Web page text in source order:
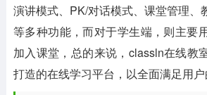
演讲模式、PK/对话模式、课堂管理、
等多种功能，而对于学生端，则主要
加入课堂，总的来说，classln在线教
打造的在线学习平台，以全面满足用户